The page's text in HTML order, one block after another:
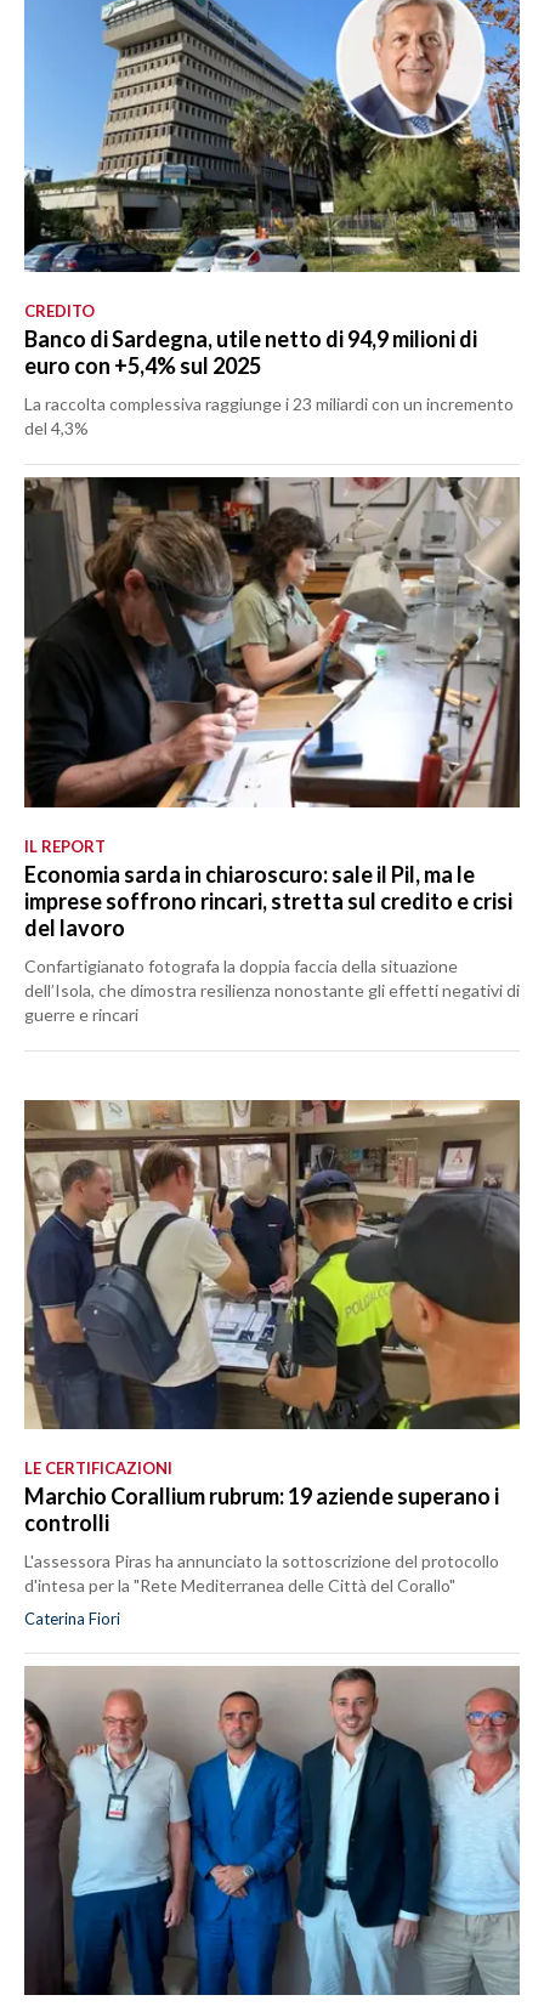
CREDITO
Banco di Sardegna, utile netto di 94,9 milioni di
euro con +5,4% sul 2025
La raccolta complessiva raggiunge i 23 miliardi con un incremento
del 4,3%
IL REPORT
Economia sarda in chiaroscuro: sale il Pil, ma le
imprese soffrono rincari, stretta sul credito e crisi
del lavoro
Confartigianato fotografa la doppia faccia della situazione
dell’Isola, che dimostra resilienza nonostante gli effetti negativi di
guerre e rincari
LE CERTIFICAZIONI
Marchio Corallium rubrum: 19 aziende superano i
controlli
L'assessora Piras ha annunciato la sottoscrizione del protocollo
d'intesa per la "Rete Mediterranea delle Città del Corallo"
Caterina Fiori